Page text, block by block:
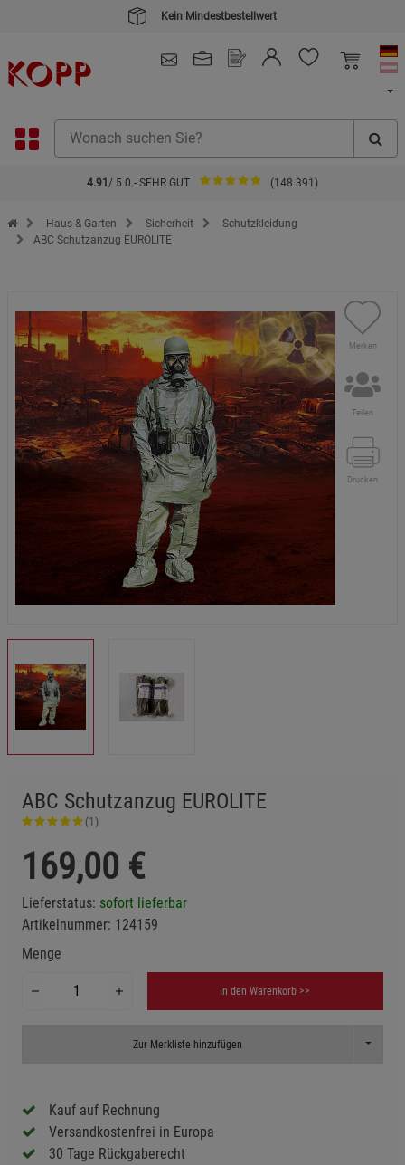
Kein Mindestbestellwert
4.91 / 5.0 - SEHR GUT (148.391)
Zur Startseite des Kopp Verlag Online-Shop
Haus & Garten Sicherheit
Schutzkleidung
ABC Schutzanzug EUROLITE
Merken
Teilen
Drucken
ABC Schutzanzug EUROLITE
(1)
169,00 €
Lieferstatus: sofort lieferbar
Artikelnummer: 124159
Menge
In den Warenkorb >>
Zur Merkliste hinzufügen Toggle
Kauf auf Rechnung
Versandkostenfrei in Europa
30 Tage Rückgaberecht